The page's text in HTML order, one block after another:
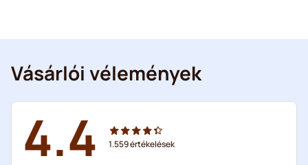
Vásárlói vélemények
4.4 1.559értékelések